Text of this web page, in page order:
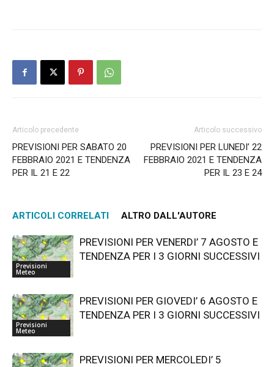
Articolo precedente
PREVISIONI PER SABATO 20
FEBBRAIO 2021 E TENDENZA
PER IL 21 E 22
Articolo successivo
PREVISIONI PER LUNEDI’ 22
FEBBRAIO 2021 E TENDENZA
PER IL 23 E 24
ARTICOLI CORRELATI ALTRO DALL'AUTORE
Previsioni
Meteo
PREVISIONI PER VENERDI’ 7 AGOSTO E
TENDENZA PER I 3 GIORNI SUCCESSIVI
Previsioni
Meteo
PREVISIONI PER GIOVEDI’ 6 AGOSTO E
TENDENZA PER I 3 GIORNI SUCCESSIVI
PREVISIONI PER MERCOLEDI’ 5